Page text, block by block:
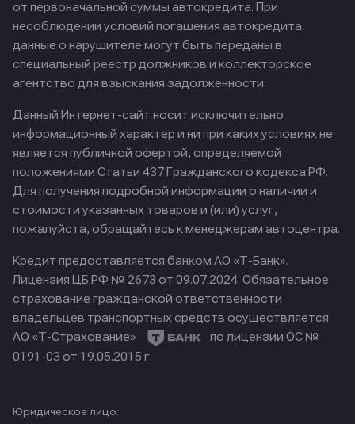
от первоначальной суммы автокредита. При
несоблюдении условий погашения автокредита
данные о нарушителе могут быть переданы в
специальный реестр должников и коллекторское
агентство для взыскания задолженности.
Данный Интернет-сайт носит исключительно
информационный характер и ни при каких условиях не
является публичной офертой, определяемой
положениями Статьи 437 Гражданского кодекса РФ.
Для получения подробной информации о наличии и
стоимости указанных товаров и (или) услуг,
пожалуйста, обращайтесь к менеджерам автоцентра.
Кредит предоставляется банком АО «Т-Банк».
Лицензия ЦБ РФ № 2673 от 09.07.2024. Обязательное
страхование гражданской ответственности
владельцев транспортных средств осуществляется
АО «Т-Страхование»
по лицензии ОС №
0191-03 от 19.05.2015 г.
Юридическое лицо: